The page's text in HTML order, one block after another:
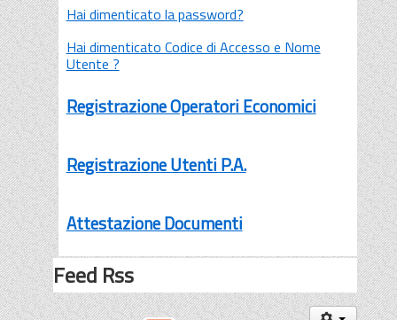
Hai dimenticato la password?
Hai dimenticato Codice di Accesso e Nome
Utente ?
Registrazione Operatori Economici
Registrazione Utenti P.A.
Attestazione Documenti
Feed Rss